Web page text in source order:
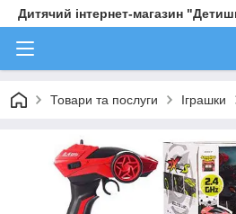
Дитячий інтернет-магазин
Товари та послуги Іграшки